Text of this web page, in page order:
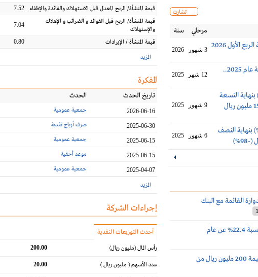
تشارت
مرحلي سنة
3 شهور 2026
خسائر تنمية الغذائية 18.8 مليون ريال بنهاية عام 2025..
12 شهر 2025
الغذائية 3.6 مليون ريال (-95%) بنهاية التسعة
9 شهور 2025
التنمية الغذائية 19.4 مليون ريال (-57%) بنهاية النصف
6 شهور 2025
القائمة مع البنك
1
عمومية تنمية توافق على توزيع أرباح نقدية بنسبة 22.4% عن عام
تنمية: شركات تابعة تحصل على تسهيلات بقيمة 200 مليون ريال من
قيمة المنشأة/ الربح المعدل قبل الاستهلاك والفائدة والإطفاء
7.52
قيمة المنشأة/ الربح قبل الفوائد و الضرائب و الإهلاك
والإستهلاك
7.04
قيمة المنشأة / الإيرادات 0.80
المزيد
المفكرة
تاريخ الحدث الحدث
2026-06-16 جمعية عمومية
2025-06-30 صرف أرباح نقدية
2025-06-15 جمعية عمومية
2025-06-15 موعد أحقية
2025-04-07 جمعية عمومية
المزيد
إجراءات الشركة
أحدث التوزيعات النقدية
رأس المال(مليون ريال) 200.00
عدد الأسهم( مليون ريال ) 20.00